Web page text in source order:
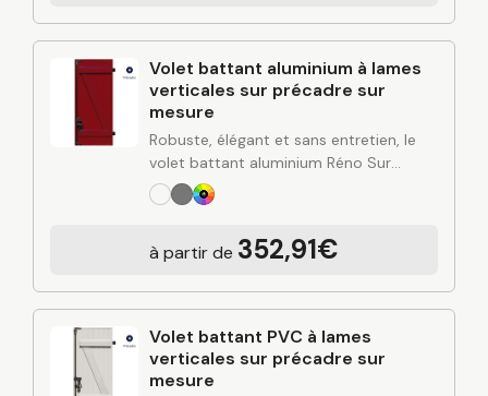
Volet battant aluminium à lames
verticales sur précadre sur
mesure
Robuste, élégant et sans entretien, le
volet battant aluminium Réno Sur
Mesure apporte une solution durable
pour protéger et valoriser votre
rigidité de l’aluminium et finitions…
à partir de 352,91€
Volet battant PVC à lames
verticales sur précadre sur
mesure